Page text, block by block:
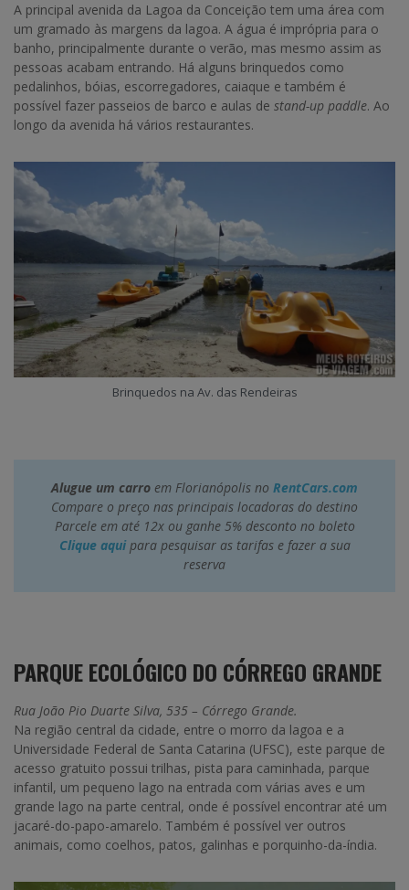
A principal avenida da Lagoa da Conceição tem uma área com
um gramado às margens da lagoa. A água é imprópria para o
banho, principalmente durante o verão, mas mesmo assim as
pessoas acabam entrando. Há alguns brinquedos como
pedalinhos, bóias, escorregadores, caiaque e também é
possível fazer passeios de barco e aulas de stand-up paddle. Ao
longo da avenida há vários restaurantes.
Brinquedos na Av. das Rendeiras
Alugue um carro em Florianópolis no RentCars.com
Compare o preço nas principais locadoras do destino
Parcele em até 12x ou ganhe 5% desconto no boleto
Clique aquipara pesquisar as tarifas e fazer a sua
reserva
PARQUE ECOLÓGICO DO CÓRREGO GRANDE
Rua João Pio Duarte Silva, 535 – Córrego Grande.
Na região central da cidade, entre o morro da lagoa e a
Universidade Federal de Santa Catarina (UFSC), este parque de
acesso gratuito possui trilhas, pista para caminhada, parque
infantil, um pequeno lago na entrada com várias aves e um
grande lago na parte central, onde é possível encontrar até um
jacaré-do-papo-amarelo. Também é possível ver outros
animais, como coelhos, patos, galinhas e porquinho-da-índia.